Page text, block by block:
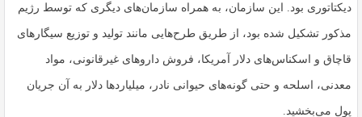
دیکتاتوری بود. این سازمان، به همراه سازمان‌های دیگری که توسط رژیم
مذکور تشکیل شده بود، از طریق طرح‌هایی مانند تولید و توزیع سیگارهای
قاچاق و اسکناس‌های دلار آمریکا، فروش داروهای غیرقانونی، مواد
معدنی، اسلحه و حتی گونه‌های حیوانی نادر، میلیاردها دلار به آن جریان
پول می‌بخشید.